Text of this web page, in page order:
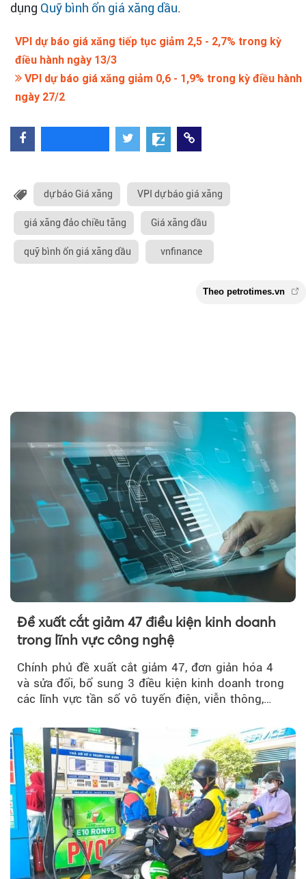
dụng Quỹ bình ổn giá xăng dầu.
VPI dự báo giá xăng tiếp tục giảm 2,5 - 2,7% trong kỳ
điều hành ngày 13/3
VPI dự báo giá xăng giảm 0,6 - 1,9% trong kỳ điều hành
ngày 27/2
dự báo Giá xăng VPI dự báo giá xăng
giá xăng đảo chiều tăng Giá xăng dầu
quỹ bình ổn giá xăng dầu vnfinance
Theo
Đề xuất cắt giảm 47 điều kiện kinh doanh
trong lĩnh vực công nghệ
Chính phủ đề xuất cắt giảm 47, đơn giản hóa 4
và sửa đổi, bổ sung 3 điều kiện kinh doanh trong
các lĩnh vực tần số vô tuyến điện, viễn thông,
thời đẩy mạnh phân quyền, đơn giản hóa thủ tục
hành chính.